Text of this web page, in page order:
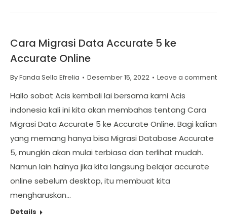
Cara Migrasi Data Accurate 5 ke
Accurate Online
ByFanda Sella Efrelia Desember 15, 2022 Leave a comment
Hallo sobat Acis kembali lai bersama kami Acis
indonesia kali ini kita akan membahas tentang Cara
Migrasi Data Accurate 5 ke Accurate Online. Bagi kalian
yang memang hanya bisa Migrasi Database Accurate
5, mungkin akan mulai terbiasa dan terlihat mudah.
Namun lain halnya jika kita langsung belajar accurate
online sebelum desktop, itu membuat kita
mengharuskan…
Details